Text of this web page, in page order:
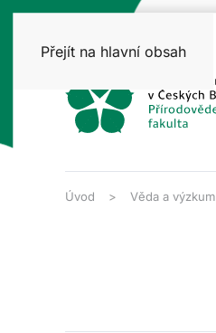
Přejít na hlavní obsah
Úvod Věda a výzkum